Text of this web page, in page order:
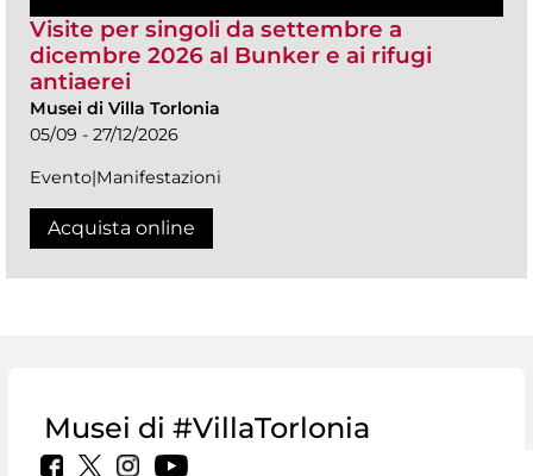
Visite per singoli da settembre a
dicembre 2026 al Bunker e ai rifugi
antiaerei
Musei di Villa Torlonia
05/09 - 27/12/2026
Evento|Manifestazioni
Acquista online
Musei di #VillaTorlonia